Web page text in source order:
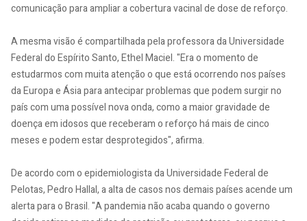
comunicação para ampliar a cobertura vacinal de dose de reforço.
A mesma visão é compartilhada pela professora da Universidade
Federal do Espírito Santo, Ethel Maciel. "Era o momento de
estudarmos com muita atenção o que está ocorrendo nos países
da Europa e Ásia para antecipar problemas que podem surgir no
país com uma possível nova onda, como a maior gravidade de
doença em idosos que receberam o reforço há mais de cinco
meses e podem estar desprotegidos", afirma.
De acordo com o epidemiologista da Universidade Federal de
Pelotas, Pedro Hallal, a alta de casos nos demais países acende um
alerta para o Brasil. "A pandemia não acaba quando o governo